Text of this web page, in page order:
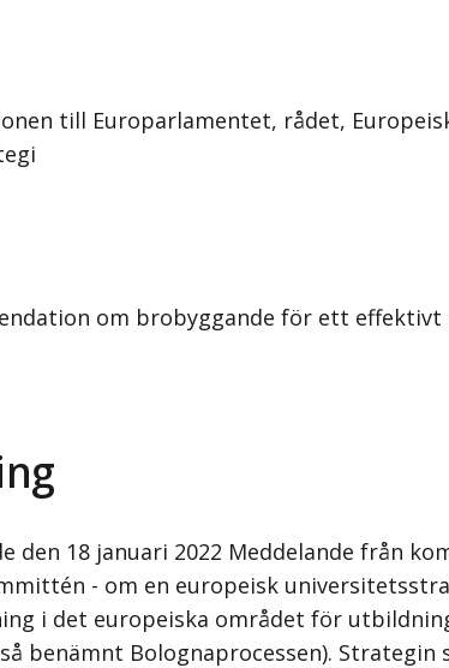
till Europarlamentet, rådet,
om brobyggande för ett
den 18 januari 2022 Meddelande från
- om en europeisk
i det europeiska området för
benämnt Bolognaprocessen).